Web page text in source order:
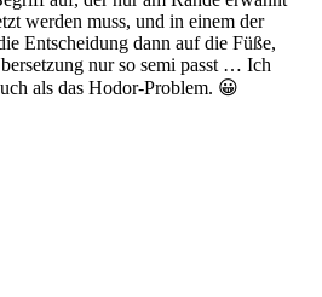
werden muss, und in einem der
Entscheidung dann auf die Füße,
nur so semi passt … Ich
als das Hodor-Problem. 😀